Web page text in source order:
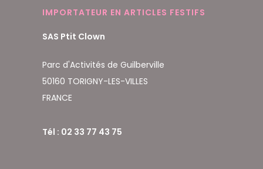
IMPORTATEUR EN ARTICLES FESTIFS
SAS Ptit Clown
Parc d'Activités de Guilberville
50160 TORIGNY-LES-VILLES
FRANCE
Tél : 02 33 77 43 75